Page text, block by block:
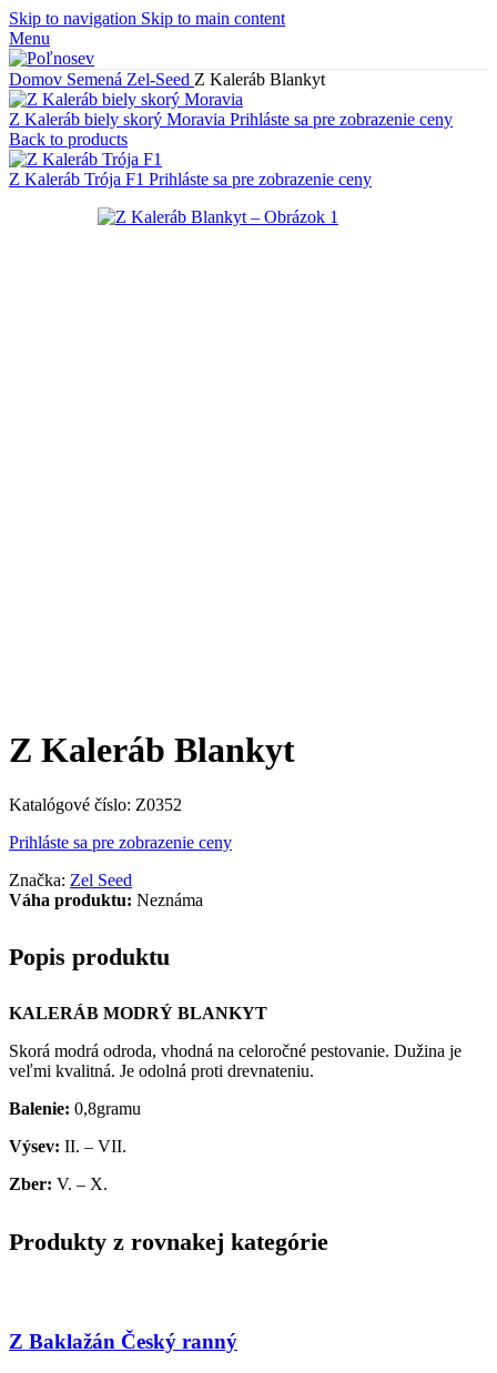
Skip to navigation Skip to main content
Menu
Domov Semená Zel-Seed Z Kaleráb Blankyt
Z Kaleráb biely skorý Moravia Prihláste sa pre zobrazenie ceny
Back to products
Z Kaleráb Trója F1 Prihláste sa pre zobrazenie ceny
Z Kaleráb Blankyt
Katalógové číslo: Z0352
Prihláste sa pre zobrazenie ceny
Značka: Zel Seed
Váha produktu: Neznáma
Popis produktu
KALERÁB MODRÝ BLANKYT
Skorá modrá odroda, vhodná na celoročné pestovanie. Dužina je
veľmi kvalitná. Je odolná proti drevnateniu.
Balenie: 0,8gramu
Výsev: II. – VII.
Zber: V. – X.
Produkty z rovnakej kategórie
Z Baklažán Český ranný